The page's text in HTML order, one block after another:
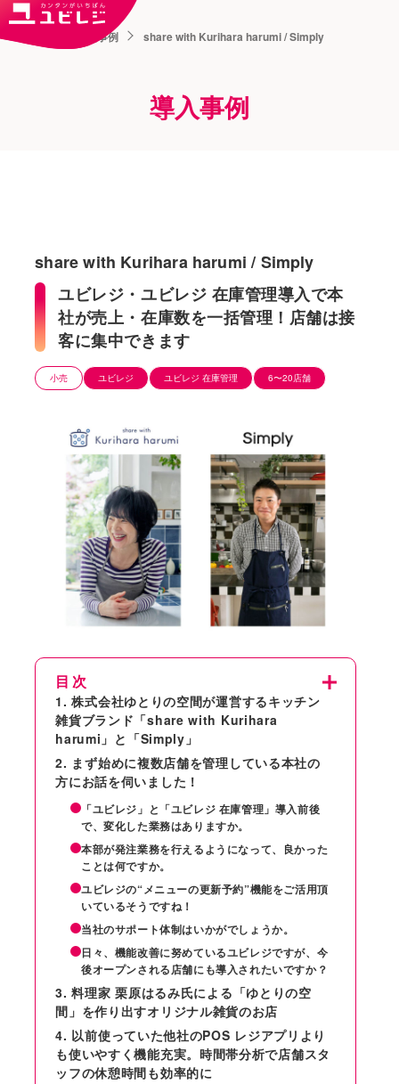
導入事例 share with Kurihara harumi / Simply
導入事例
share with Kurihara harumi / Simply
ユビレジ・ユビレジ 在庫管理導⼊で本
社が売上・在庫数を⼀括管理！店舗は接
客に集中できます
小売 ユビレジ ユビレジ 在庫管理 6〜20店舗
目次
株式会社ゆとりの空間が運営するキッチン
雑貨ブランド「share with Kurihara
harumi」と「Simply」
まず始めに複数店舗を管理している本社の
⽅にお話を伺いました！
「ユビレジ」と「ユビレジ 在庫管理」導⼊前後
で、変化した業務はありますか。
本部が発注業務を⾏えるようになって、良かった
ことは何ですか。
ユビレジの“メニューの更新予約”機能をご活⽤頂
いているそうですね！
当社のサポート体制はいかがでしょうか。
⽇々、機能改善に努めているユビレジですが、今
後オープンされる店舗にも導⼊されたいですか？
料理家 栗原はるみ⽒による「ゆとりの空
間」を作り出すオリジナル雑貨のお店
以前使っていた他社のPOS レジアプリより
も使いやすく機能充実。時間帯分析で店舗スタ
ッフの休憩時間も効率的に